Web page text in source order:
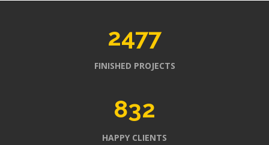
2477
FINISHED PROJECTS
832
HAPPY CLIENTS